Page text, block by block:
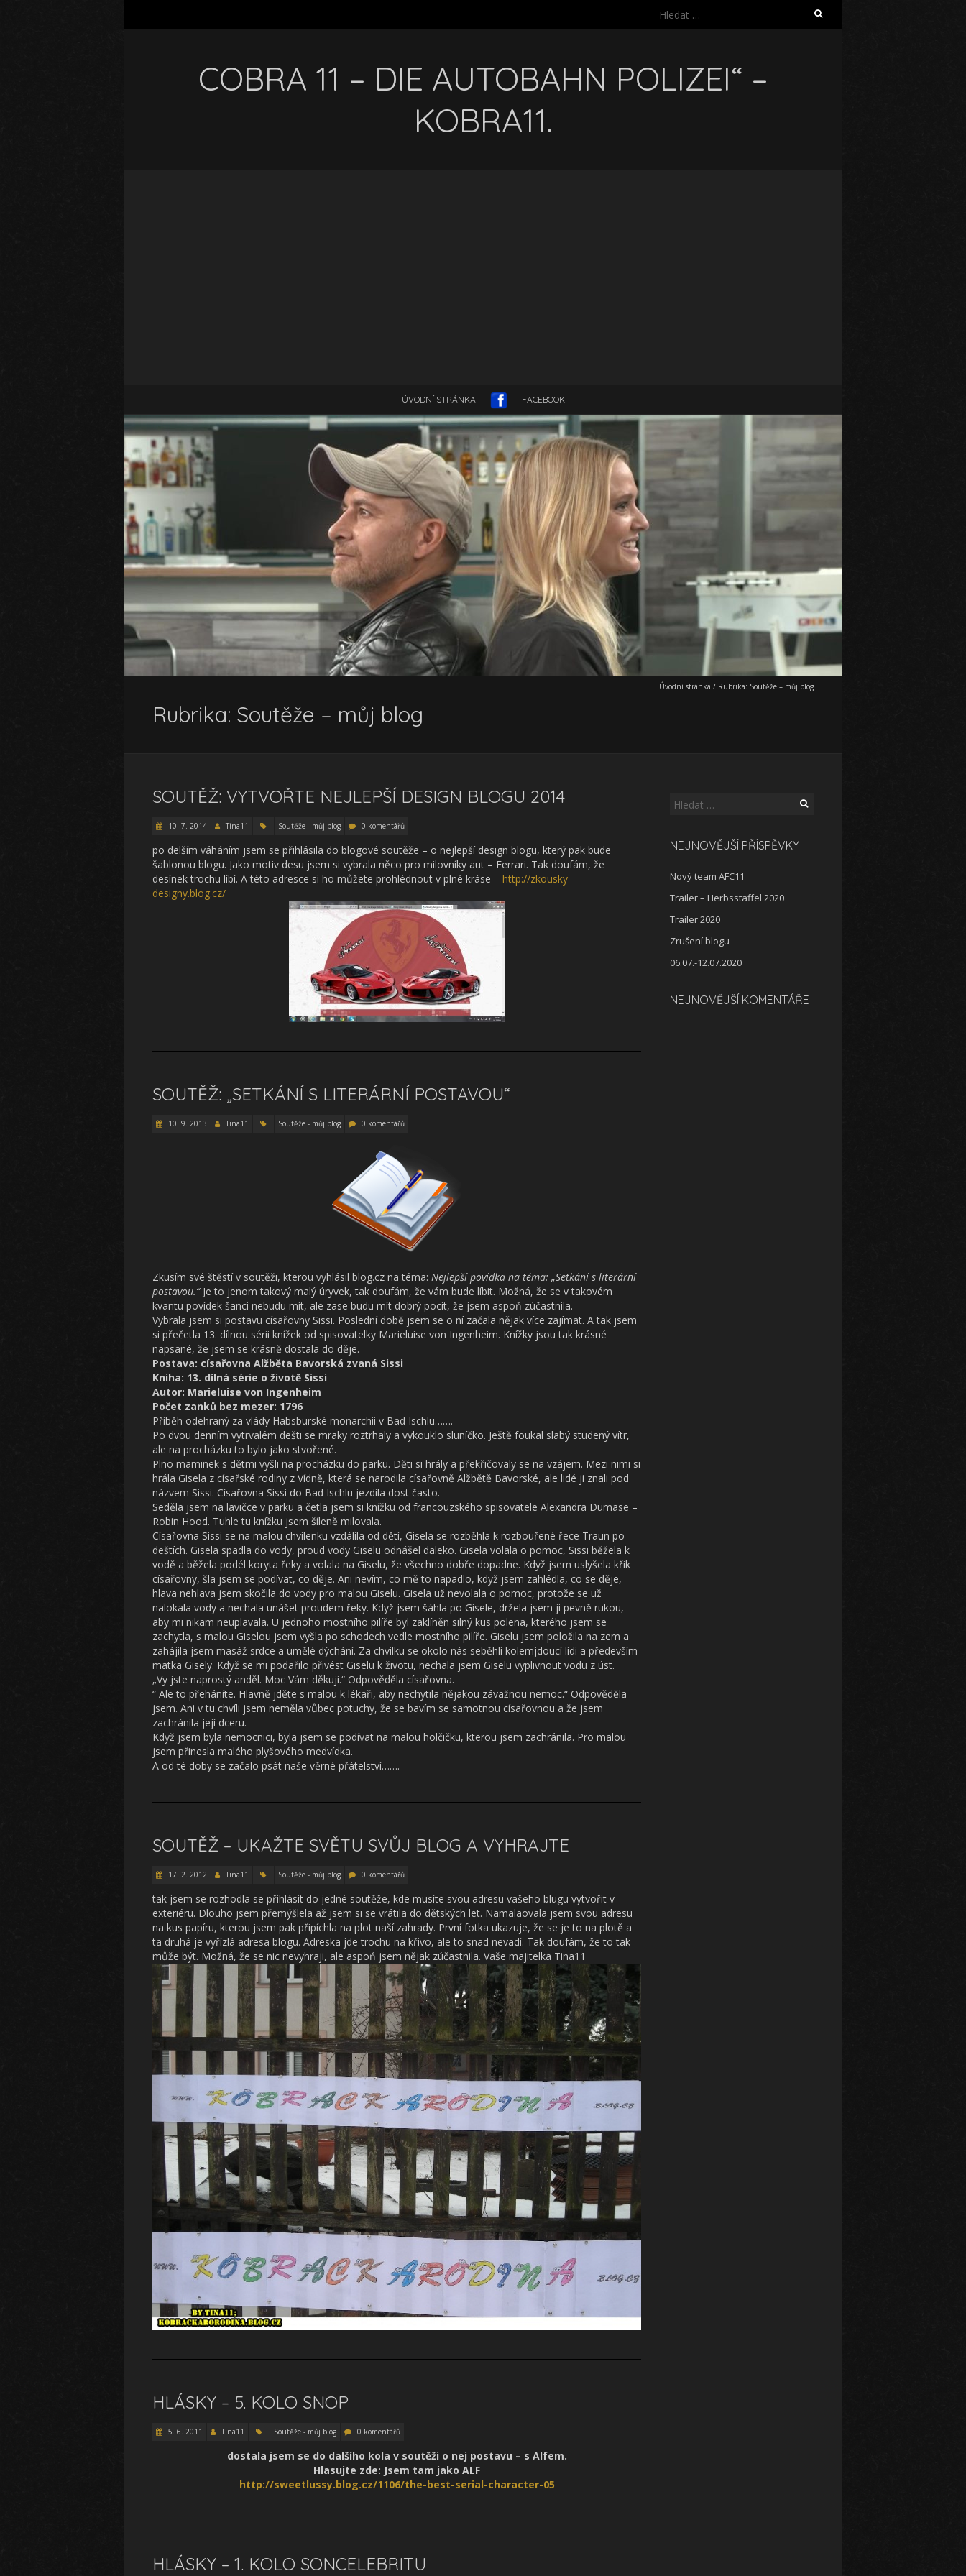
Vyhledávání
COBRA 11 – DIE AUTOBAHN POLIZEI“ –
KOBRA11.
ÚVODNÍ STRÁNKA FACEBOOK
Úvodní stránka / Rubrika: Soutěže – můj blog
Rubrika: Soutěže – můj blog
SOUTĚŽ: VYTVOŘTE NEJLEPŠÍ DESIGN BLOGU 2014
10. 7. 2014 Tina11 Soutěže - můj blog 0 komentářů
po delším váháním jsem se přihlásila do blogové soutěže – o nejlepší design blogu, který pak bude
šablonou blogu. Jako motiv desu jsem si vybrala něco pro milovníky aut – Ferrari. Tak doufám, že
desínek trochu líbí. A této adresce si ho můžete prohlédnout v plné kráse – http://zkousky-
designy.blog.cz/
SOUTĚŽ: „SETKÁNÍ S LITERÁRNÍ POSTAVOU“
10. 9. 2013 Tina11 Soutěže - můj blog 0 komentářů
Zkusím své štěstí v soutěži, kterou vyhlásil blog.cz na téma: Nejlepší povídka na téma: „Setkání s literární
postavou.“Je to jenom takový malý úryvek, tak doufám, že vám bude líbit. Možná, že se v takovém
kvantu povídek šanci nebudu mít, ale zase budu mít dobrý pocit, že jsem aspoň zúčastnila.
Vybrala jsem si postavu císařovny Sissi. Poslední době jsem se o ní začala nějak více zajímat. A tak jsem
si přečetla 13. dílnou sérii knížek od spisovatelky Marieluise von Ingenheim. Knížky jsou tak krásné
napsané, že jsem se krásně dostala do děje.
Postava: císařovna Alžběta Bavorská zvaná Sissi
Kniha: 13. dílná série o životě Sissi
Autor: Marieluise von Ingenheim
Počet zanků bez mezer: 1796
Příběh odehraný za vlády Habsburské monarchii v Bad Ischlu…….
Po dvou denním vytrvalém dešti se mraky roztrhaly a vykouklo sluníčko. Ještě foukal slabý studený vítr,
ale na procházku to bylo jako stvořené.
Plno maminek s dětmi vyšli na procházku do parku. Děti si hrály a překřičovaly se na vzájem. Mezi nimi si
hrála Gisela z císařské rodiny z Vídně, která se narodila císařovně Alžbětě Bavorské, ale lidé ji znali pod
názvem Sissi. Císařovna Sissi do Bad Ischlu jezdila dost často.
Seděla jsem na lavičce v parku a četla jsem si knížku od francouzského spisovatele Alexandra Dumase –
Robin Hood. Tuhle tu knížku jsem šíleně milovala.
Císařovna Sissi se na malou chvilenku vzdálila od dětí, Gisela se rozběhla k rozbouřené řece Traun po
deštích. Gisela spadla do vody, proud vody Giselu odnášel daleko. Gisela volala o pomoc, Sissi běžela k
vodě a běžela podél koryta řeky a volala na Giselu, že všechno dobře dopadne. Když jsem uslyšela křik
císařovny, šla jsem se podívat, co děje. Ani nevím, co mě to napadlo, když jsem zahlédla, co se děje,
hlava nehlava jsem skočila do vody pro malou Giselu. Gisela už nevolala o pomoc, protože se už
nalokala vody a nechala unášet proudem řeky. Když jsem šáhla po Gisele, držela jsem ji pevně rukou,
aby mi nikam neuplavala. U jednoho mostního pilíře byl zaklíněn silný kus polena, kterého jsem se
zachytla, s malou Giselou jsem vyšla po schodech vedle mostního pilíře. Giselu jsem položila na zem a
zahájila jsem masáž srdce a umělé dýchání. Za chvilku se okolo nás seběhli kolemjdoucí lidi a především
matka Gisely. Když se mi podařilo přivést Giselu k životu, nechala jsem Giselu vyplivnout vodu z úst.
„Vy jste naprostý anděl. Moc Vám děkuji.“ Odpověděla císařovna.
“ Ale to přeháníte. Hlavně jděte s malou k lékaři, aby nechytila nějakou závažnou nemoc.“ Odpověděla
jsem. Ani v tu chvíli jsem neměla vůbec potuchy, že se bavím se samotnou císařovnou a že jsem
zachránila její dceru.
Když jsem byla nemocnici, byla jsem se podívat na malou holčičku, kterou jsem zachránila. Pro malou
jsem přinesla malého plyšového medvídka.
A od té doby se začalo psát naše věrné přátelství…….
SOUTĚŽ – UKAŽTE SVĚTU SVŮJ BLOG A VYHRAJTE
17. 2. 2012 Tina11 Soutěže - můj blog 0 komentářů
tak jsem se rozhodla se přihlásit do jedné soutěže, kde musíte svou adresu vašeho blugu vytvořit v
exteriéru. Dlouho jsem přemýšlela až jsem si se vrátila do dětských let. Namalaovala jsem svou adresu
na kus papíru, kterou jsem pak připíchla na plot naší zahrady. První fotka ukazuje, že se je to na plotě a
ta druhá je vyřízlá adresa blogu. Adreska jde trochu na křivo, ale to snad nevadí. Tak doufám, že to tak
může být. Možná, že se nic nevyhraji, ale aspoń jsem nějak zúčastnila. Vaše majitelka Tina11
HLÁSKY – 5. KOLO SNOP
5. 6. 2011 Tina11 Soutěže - můj blog 0 komentářů
dostala jsem se do dalšího kola v soutěži o nej postavu – s Alfem.
Hlasujte zde: Jsem tam jako ALF
http://sweetlussy.blog.cz/1106/the-best-serial-character-05
HLÁSKY – 1. KOLO SONCELEBRITU
Vyhledávání
NEJNOVĚJŠÍ PŘÍSPĚVKY
Nový team AFC11
Trailer – Herbsstaffel 2020
Trailer 2020
Zrušení blogu
06.07.-12.07.2020
NEJNOVĚJŠÍ KOMENTÁŘE